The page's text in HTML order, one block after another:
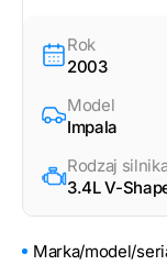
Rok
2003
Model
Impala
Rodzaj
3.4L V-
Marka/model/